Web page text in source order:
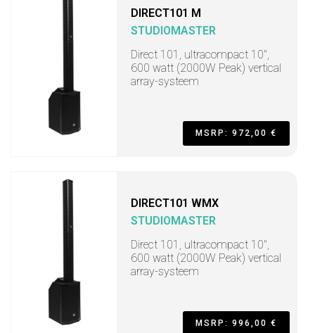
DIRECT101 M
STUDIOMASTER
Direct 101, ultracompact 10",
600 watt (2000W Peak) vertical
array-systeem
MSRP: 972,00 €
DIRECT101 WMX
STUDIOMASTER
Direct 101, ultracompact 10",
600 watt (2000W Peak) vertical
array-systeem
MSRP: 996,00 €